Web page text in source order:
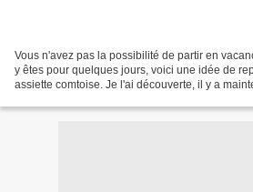
Vous n'avez pas la possibilité de partir en
y êtes pour quelques jours, voici une idée de
assiette comtoise. Je l'ai découverte, il y a